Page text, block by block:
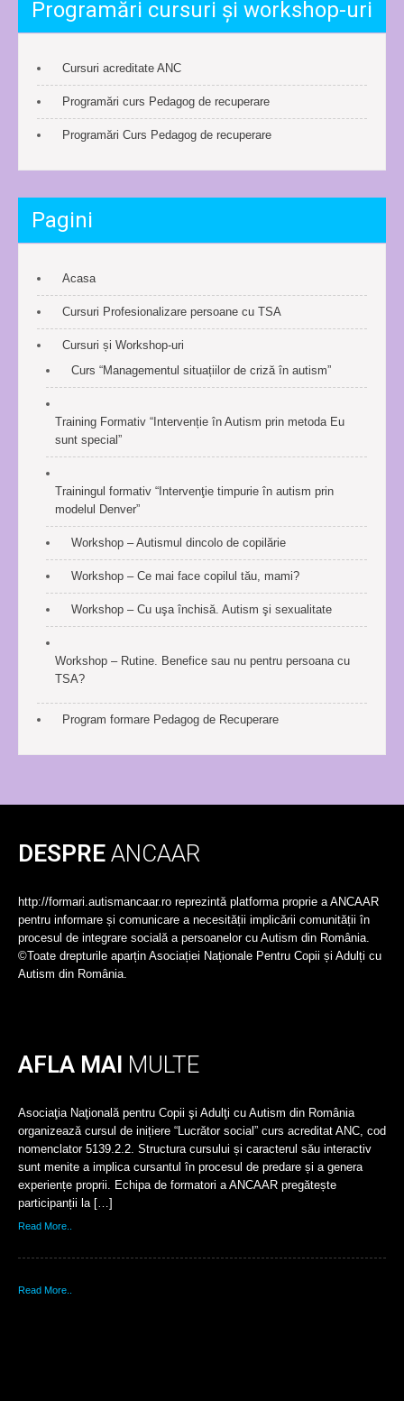
Programări cursuri și workshop-uri
Cursuri acreditate ANC
Programări curs Pedagog de recuperare
Programări Curs Pedagog de recuperare
Pagini
Acasa
Cursuri Profesionalizare persoane cu TSA
Cursuri și Workshop-uri
Curs “Managementul situațiilor de criză în autism”
Training Formativ “Intervenție în Autism prin metoda Eu
sunt special”
Trainingul formativ “Intervenţie timpurie în autism prin
modelul Denver”
Workshop – Autismul dincolo de copilărie
Workshop – Ce mai face copilul tău, mami?
Workshop – Cu uşa închisă. Autism şi sexualitate
Workshop – Rutine. Benefice sau nu pentru persoana cu
TSA?
Program formare Pedagog de Recuperare
DESPRE ANCAAR
http://formari.autismancaar.ro reprezintă platforma proprie a ANCAAR
pentru informare și comunicare a necesității implicării comunității în
procesul de integrare socială a persoanelor cu Autism din România.
©Toate drepturile aparțin Asociației Naționale Pentru Copii și Adulți cu
Autism din România.
AFLA MAI MULTE
Asociaţia Naţională pentru Copii şi Adulţi cu Autism din România
organizează cursul de inițiere “Lucrător social” curs acreditat ANC, cod
nomenclator 5139.2.2. Structura cursului și caracterul său interactiv
sunt menite a implica cursantul în procesul de predare și a genera
experiențe proprii. Echipa de formatori a ANCAAR pregătește
participanții la […]
Read More..
Read More..